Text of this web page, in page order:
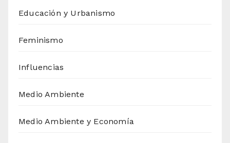
Educación y Urbanismo
Feminismo
Influencias
Medio Ambiente
Medio Ambiente y Economía